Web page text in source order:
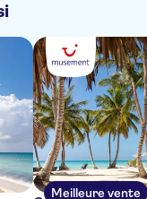
Meilleure vente